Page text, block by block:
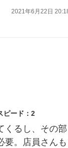
2021年6月22日
ピード：2
くるし、その部
要。店員さんも